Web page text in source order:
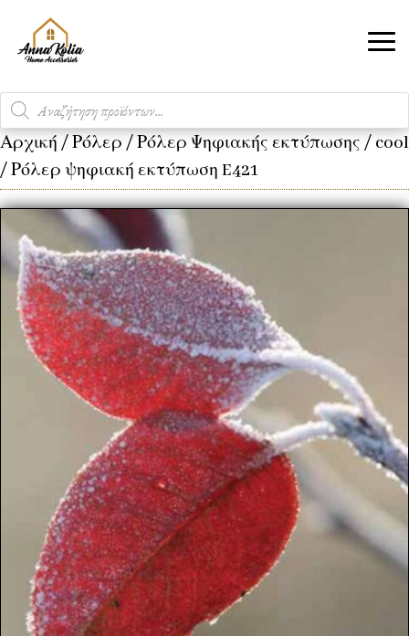
Products
search
Αρχική /Ρόλερ /Ρόλερ Ψηφιακής εκτύπωσης / cool
/ Ρόλερ ψηφιακή εκτύπωση E421